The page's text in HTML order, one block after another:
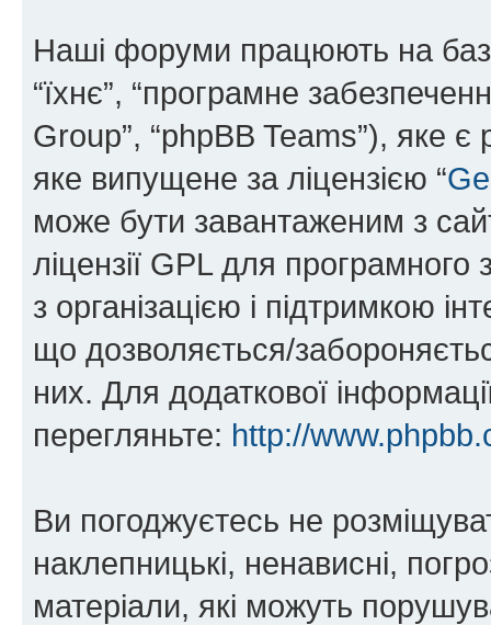
Наші форуми працюють на
“їхнє”, “програмне
Group”, “phpBB Teams”), яке
яке випущене за ліцензією “
може бути завантаженим з
ліцензії GPL для
з організацією і підтримкою
що дозволяється/
них. Для додаткової
перегляньте: http://
Ви погоджуєтесь не
наклепницькі, ненависні,
матеріали, які можуть